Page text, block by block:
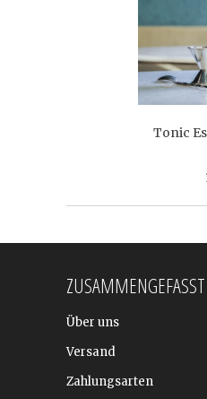
Tonic
ZUSAMMENGEFASST
Über uns
Versand
Zahlungsarten